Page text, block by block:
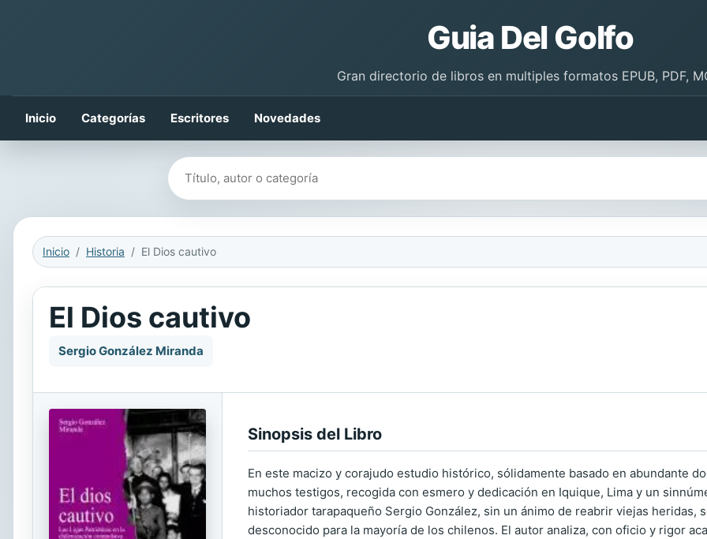
Guia Del Golfo
Gran directorio de libros en multiples formatos EPUB, PDF,
Inicio Categorías Escritores Novedades
Buscar libros
Inicio Historia El Dios cautivo
El Dios cautivo
Sergio González Miranda
Sinopsis del Libro
En este macizo y corajudo estudio histórico, sólidamente basado en abundante
muchos testigos, recogida con esmero y dedicación en Iquique, Lima y un
historiador tarapaqueño Sergio González, sin un ánimo de reabrir viejas
desconocido para la mayoría de los chilenos. El autor analiza, con oficio y rigor